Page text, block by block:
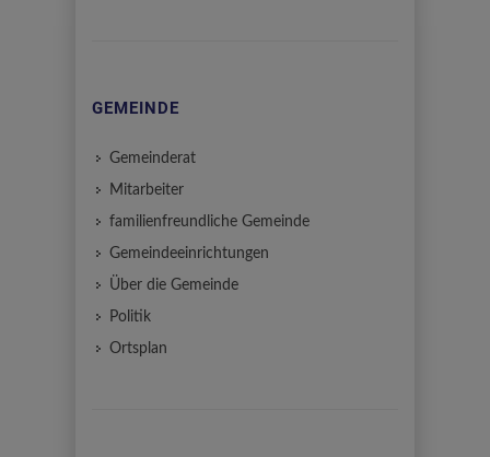
GEMEINDE
Gemeinderat
Mitarbeiter
familienfreundliche Gemeinde
Gemeindeeinrichtungen
Über die Gemeinde
Politik
Ortsplan